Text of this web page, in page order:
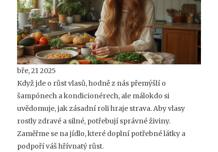
bře, 21 2025
Když jde o růst vlasů, hodně z nás přemýšlí o
šampónech a kondicionérech, ale málokdo si
uvědomuje, jak zásadní roli hraje strava. Aby vlasy
rostly zdravé a silné, potřebují správné živiny.
Zaměřme se na jídlo, které doplní potřebné látky a
podpoří váš hřívnatý růst.